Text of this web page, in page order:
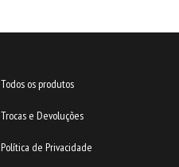
Todos os produtos
Trocas e Devoluções
Política de Privacidade